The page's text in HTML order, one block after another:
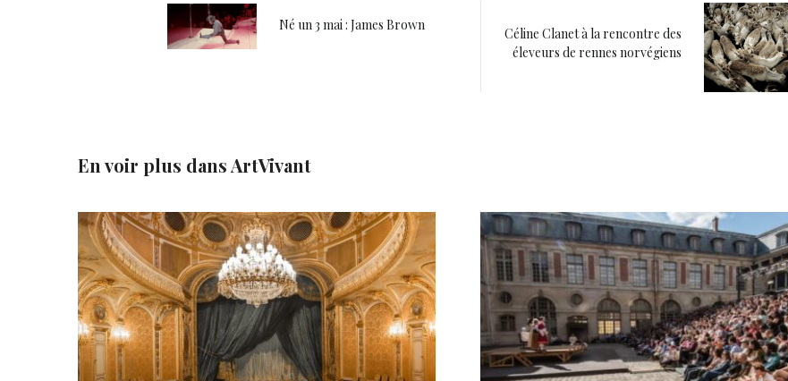
Né un 3 mai : James Brown
Céline Clanet à la rencontre des
éleveurs de rennes norvégiens
En voir plus dansArtVivant